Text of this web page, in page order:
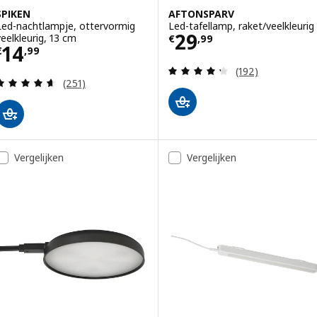
nachtlampje, ottervormig
13 cm
14,99€ 14,99
Beoordeling: 4.6 van 5 sterren. Totaal
(251)
AFTONSPARV
Led-tafellamp, raket/veelkleurig
€29,99
Prijs € 29,99
Beoordeling:
(192)
Vergelijken Vergelijken